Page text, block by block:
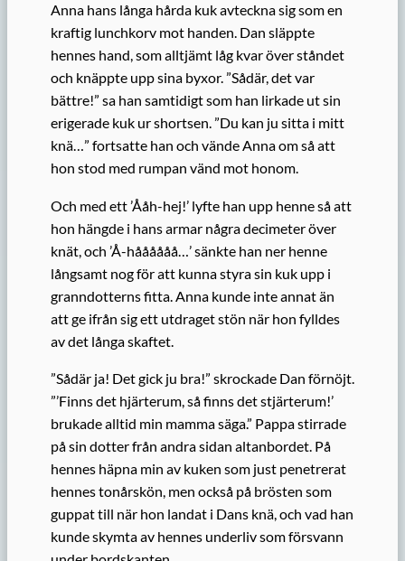
Anna hans långa hårda kuk avteckna sig som en
kraftig lunchkorv mot handen. Dan släppte
hennes hand, som alltjämt låg kvar över ståndet
och knäppte upp sina byxor. ”Sådär, det var
bättre!” sa han samtidigt som han lirkade ut sin
erigerade kuk ur shortsen. ”Du kan ju sitta i mitt
knä…” fortsatte han och vände Anna om så att
hon stod med rumpan vänd mot honom.
Och med ett ’Ååh-hej!’ lyfte han upp henne så att
hon hängde i hans armar några decimeter över
knät, och ’Å-håååååå…’ sänkte han ner henne
långsamt nog för att kunna styra sin kuk upp i
granndotterns fitta. Anna kunde inte annat än
att ge ifrån sig ett utdraget stön när hon fylldes
av det långa skaftet.
”Sådär ja! Det gick ju bra!” skrockade Dan förnöjt.
”’Finns det hjärterum, så finns det stjärterum!’
brukade alltid min mamma säga.” Pappa stirrade
på sin dotter från andra sidan altanbordet. På
hennes häpna min av kuken som just penetrerat
hennes tonårskön, men också på brösten som
guppat till när hon landat i Dans knä, och vad han
kunde skymta av hennes underliv som försvann